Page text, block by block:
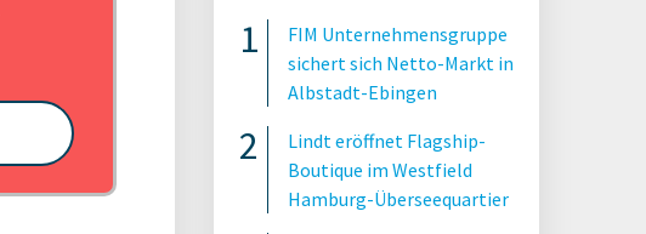
FIM Unternehmensgruppe
sichert sich Netto-Markt in
Albstadt-Ebingen
Lindt eröffnet Flagship-
Boutique im Westfield
Hamburg-Überseequartier